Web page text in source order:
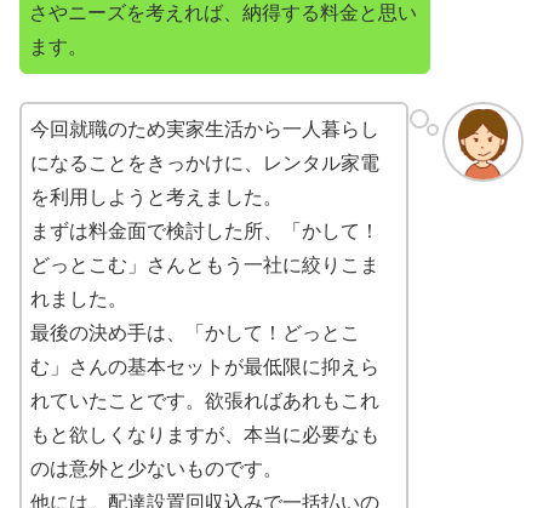
さやニーズを考えれば、納得する料金と思い
ます。
今回就職のため実家生活から一人暮らし
になることをきっかけに、レンタル家電
を利用しようと考えました。
まずは料金面で検討した所、「かして！
どっとこむ」さんともう一社に絞りこま
れました。
最後の決め手は、「かして！どっとこ
む」さんの基本セットが最低限に抑えら
れていたことです。欲張ればあれもこれ
もと欲しくなりますが、本当に必要なも
のは意外と少ないものです。
他には、配達設置回収込みで一括払いの